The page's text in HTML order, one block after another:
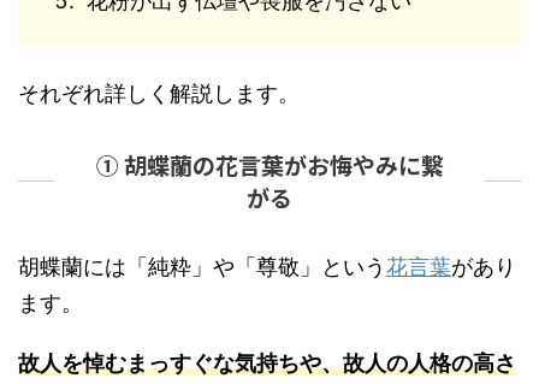
それぞれ詳しく解説します。
① 胡蝶蘭の花言葉がお悔やみに繋
がる
胡蝶蘭には「純粋」や「尊敬」という花言葉があり
ます。
故人を悼むまっすぐな気持ちや、故人の人格の高さ